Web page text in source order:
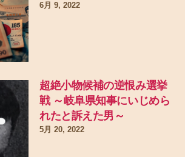
6月 9, 2022
超絶小物候補の逆恨み選挙
戦 ～岐阜県知事にいじめら
れたと訴えた男～
5月 20, 2022